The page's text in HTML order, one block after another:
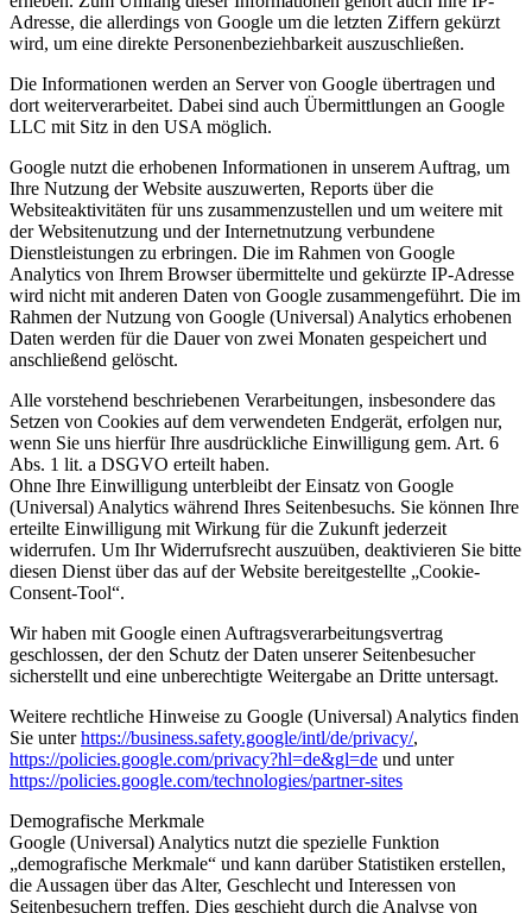
Adresse, die allerdings von Google um die letzten Ziffern gekürzt
wird, um eine direkte Personenbeziehbarkeit auszuschließen.
Die Informationen werden an Server von Google übertragen und
dort weiterverarbeitet. Dabei sind auch Übermittlungen an Google
LLC mit Sitz in den USA möglich.
Google nutzt die erhobenen Informationen in unserem Auftrag, um
Ihre Nutzung der Website auszuwerten, Reports über die
Websiteaktivitäten für uns zusammenzustellen und um weitere mit
der Websitenutzung und der Internetnutzung verbundene
Dienstleistungen zu erbringen. Die im Rahmen von Google
Analytics von Ihrem Browser übermittelte und gekürzte IP-Adresse
wird nicht mit anderen Daten von Google zusammengeführt. Die im
Rahmen der Nutzung von Google (Universal) Analytics erhobenen
Daten werden für die Dauer von zwei Monaten gespeichert und
anschließend gelöscht.
Alle vorstehend beschriebenen Verarbeitungen, insbesondere das
Setzen von Cookies auf dem verwendeten Endgerät, erfolgen nur,
wenn Sie uns hierfür Ihre ausdrückliche Einwilligung gem. Art. 6
Abs. 1 lit. a DSGVO erteilt haben.
Ohne Ihre Einwilligung unterbleibt der Einsatz von Google
(Universal) Analytics während Ihres Seitenbesuchs. Sie können Ihre
erteilte Einwilligung mit Wirkung für die Zukunft jederzeit
widerrufen. Um Ihr Widerrufsrecht auszuüben, deaktivieren Sie bitte
diesen Dienst über das auf der Website bereitgestellte „Cookie-
Consent-Tool“.
Wir haben mit Google einen Auftragsverarbeitungsvertrag
geschlossen, der den Schutz der Daten unserer Seitenbesucher
sicherstellt und eine unberechtigte Weitergabe an Dritte untersagt.
Weitere rechtliche Hinweise zu Google (Universal) Analytics finden
Sie unterhttps://business.safety.google/intl/de/privacy/,
https://policies.google.com/privacy?hl=de&gl=de und unter
https://policies.google.com/technologies/partner-sites
Demografische Merkmale
Google (Universal) Analytics nutzt die spezielle Funktion
„demografische Merkmale“ und kann darüber Statistiken erstellen,
die Aussagen über das Alter, Geschlecht und Interessen von
Seitenbesuchern treffen. Dies geschieht durch die Analyse von